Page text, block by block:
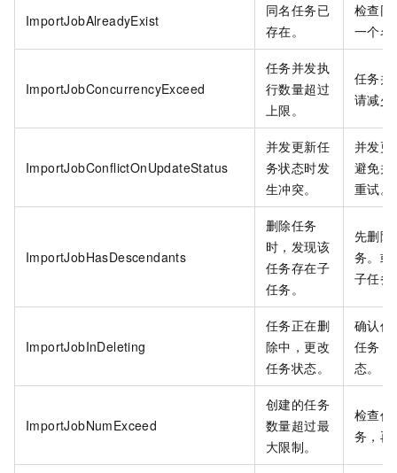
ImportJobAlreadyExist
同名任务已
存在。
检查同
一个名
ImportJobConcurrencyExceed
任务并发执
行数量超过
上限。
任务并
请减少
ImportJobConflictOnUpdateStatus
并发更新任
务状态时发
生冲突。
并发更
避免并
重试。
ImportJobHasDescendants
删除任务
时，发现该
任务存在子
任务。
先删除
务。或
子任务
ImportJobInDeleting
任务正在删
除中，更改
任务状态。
确认任
任务，
态。
ImportJobNumExceed
创建的任务
数量超过最
大限制。
检查任
务，再